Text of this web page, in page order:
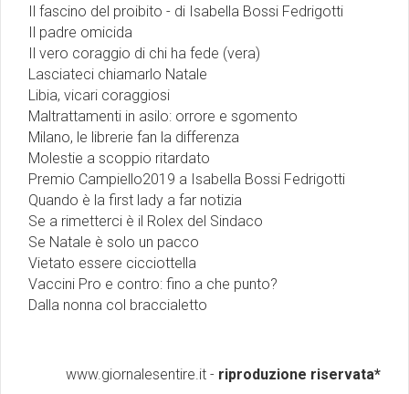
Il fascino del proibito - di Isabella Bossi Fedrigotti
Il padre omicida
Il vero coraggio di chi ha fede (vera)
Lasciateci chiamarlo Natale
Libia, vicari coraggiosi
Maltrattamenti in asilo: orrore e sgomento
Milano, le librerie fan la differenza
Molestie a scoppio ritardato
Premio Campiello2019 a Isabella Bossi Fedrigotti
Quando è la first lady a far notizia
Se a rimetterci è il Rolex del Sindaco
Se Natale è solo un pacco
Vietato essere cicciottella
Vaccini Pro e contro: fino a che punto?
Dalla nonna col braccialetto
www.giornalesentire.it - riproduzione riservata*